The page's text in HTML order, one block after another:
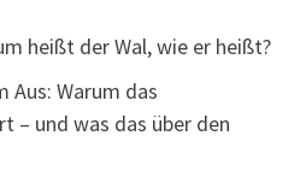
heißt der Wal, wie er heißt?
Aus: Warum das
– und was das über den